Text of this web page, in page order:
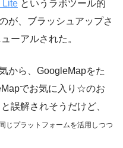
Lite というラボツール的
が、ブラッシュアップさ
ーアルされた。
から、GoogleMapをた
でお気に入り☆のお
誤解されそうだけど、
同じプラットフォームを活用しつつ